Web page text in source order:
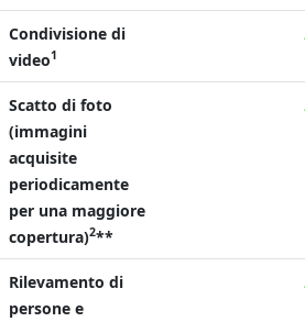
Condivisione di
video1
Scatto di foto
(immagini
acquisite
periodicamente
per una maggiore
copertura)2**
Rilevamento di
persone e